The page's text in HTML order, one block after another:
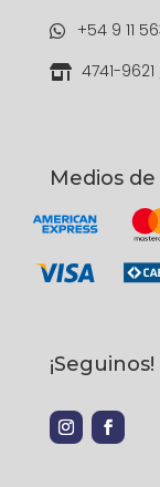
 +54 9 11
 4741-
Medios
¡Seguinos!